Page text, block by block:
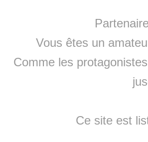
Vous êtes un
Comme les
Ce site est